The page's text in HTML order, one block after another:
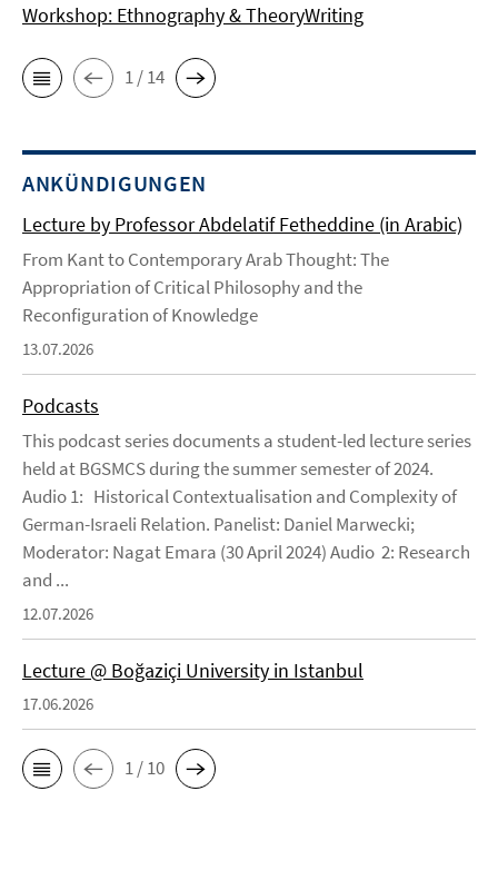
Workshop: Ethnography & TheoryWriting
1 / 14
ANKÜNDIGUNGEN
Lecture by Professor Abdelatif Fetheddine (in Arabic)
From Kant to Contemporary Arab Thought: The
Appropriation of Critical Philosophy and the
Reconfiguration of Knowledge
13.07.2026
Podcasts
This podcast series documents a student-led lecture series
held at BGSMCS during the summer semester of 2024.
Audio 1: Historical Contextualisation and Complexity of
German-Israeli Relation. Panelist: Daniel Marwecki;
Moderator: Nagat Emara (30 April 2024) Audio 2: Research
and ...
12.07.2026
Lecture @ Boğaziçi University in Istanbul
17.06.2026
1 / 10